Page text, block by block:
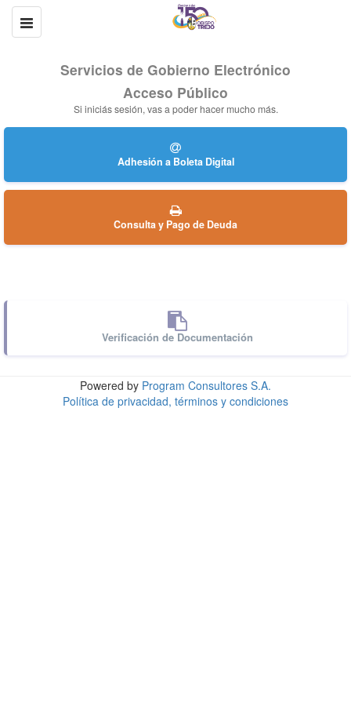
Servicios de Gobierno Electrónico
Acceso Público
Si iniciás sesión, vas a poder hacer mucho más.
Adhesión a Boleta Digital
Consulta y Pago de Deuda
Verificación de Documentación
Powered by Program Consultores S.A.
Política de privacidad, términos y condiciones